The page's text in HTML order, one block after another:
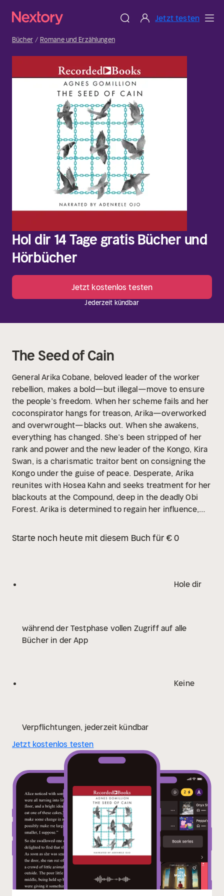
Jetzt testen
Bücher Romane und Erzählungen
Hol dir 14 Tage gratis Bücher und
Hörbücher
Jetzt kostenlos testen
Jederzeit kündbar
The Seed of Cain
General Arika Cobane, beloved leader of the worker
rebellion, makes a bold—but illegal—move to ensure
the people’s freedom. When her scheme fails and her
coconspirator hangs for treason, Arika—overworked
and overwrought—blacks out. When she awakens,
everything has changed. She’s been stripped of her
rank and power and the new leader of the Kongo, Kira
Swan, is a charismatic traitor bent on consigning the
Kongo under the guise of peace. Desperate, Arika
reunites with Hosea Kahn and seeks treatment for her
blackouts at the Compound, deep in the deadly Obi
Forest. Arika is determined to regain her influence,
freedom, but time is
running out and she’s still unwell.
Kongo, Arika gives up everything, including Hosea
Starte noch heute mit diesem Buch für € 0
Hole dir
während der Testphase vollen Zugriff auf alle
Bücher in der App
Keine
Verpflichtungen, jederzeit kündbar
Jetzt kostenlos testen